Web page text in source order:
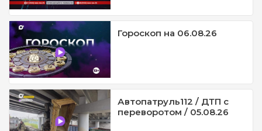
Гороскоп на 06.08.26
Автопатруль112 / ДТП с
переворотом / 05.08.26